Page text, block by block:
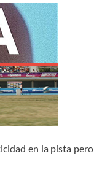
en la pista pero